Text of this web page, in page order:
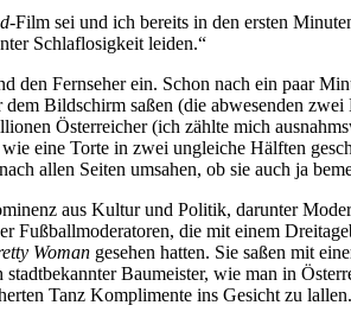
-Film sei und ich bereits in den ersten
Schlaflosigkeit leiden.“
den Fernseher ein. Schon nach ein paar
Bildschirm saßen (die abwesenden
Österreicher (ich zählte mich
eine Torte in zwei ungleiche Hälften
allen Seiten umsahen, ob sie auch ja
aus Kultur und Politik, darunter
Fußballmoderatoren, die mit einem
Woman gesehen hatten. Sie saßen mit
Baumeister, wie man in
Tanz Komplimente ins Gesicht zu lallen.